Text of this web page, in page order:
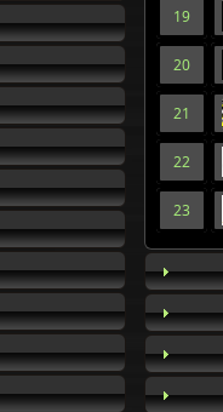
19
20
21
22
23